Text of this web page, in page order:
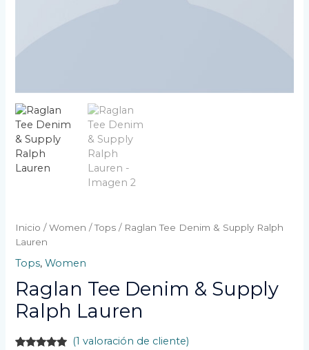
Inicio /Women /Tops / Raglan Tee Denim & Supply Ralph
Lauren
Tops,Women
Raglan Tee Denim & Supply
Ralph Lauren
(1 valoración de cliente)